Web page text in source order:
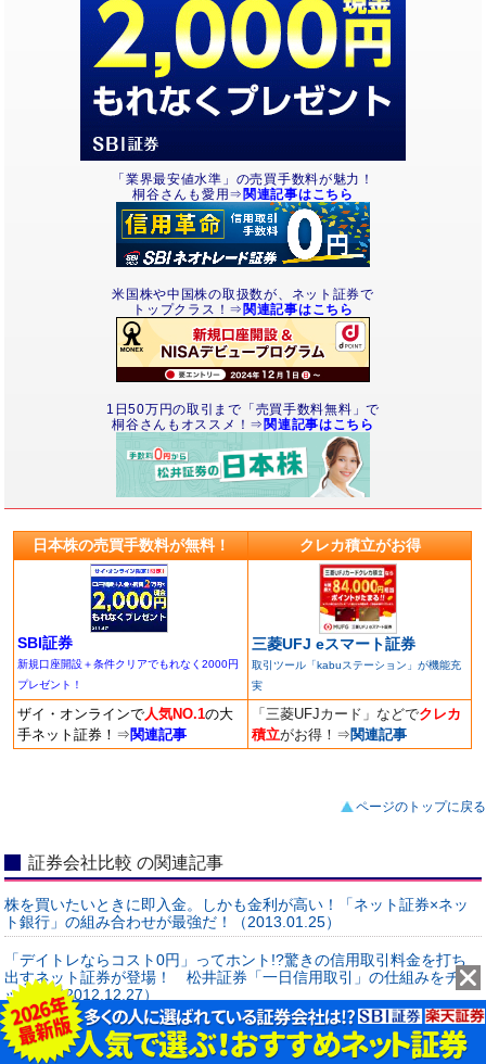
「業界最安値水準」の売買手数料が魅力！
桐谷さんも愛用⇒ 関連記事はこちら
米国株や中国株の取扱数が、ネット証券で
トップクラス！⇒ 関連記事はこちら
1日50万円の取引まで「売買手数料無料」で
桐谷さんもオススメ！⇒ 関連記事はこちら
日本株の売買手数料が無料！ クレカ積立がお得
SBI証券
新規口座開設＋条件クリアでもれなく2000円
プレゼント！
三菱UFJ eスマート証券
取引ツール「kabuステーション」が機能充
実
ザイ・オンラインで人気NO.1の大
手ネット証券！ ⇒ 関連記事
「三菱UFJカード」などでクレカ
積立がお得！ ⇒ 関連記事
ページのトップに戻る
証券会社比較 の関連記事
株を買いたいときに即入金。しかも金利が高い！「ネット証券×ネッ
ト銀行」の組み合わせが最強だ！（2013.01.25）
「デイトレならコスト0円」ってホント!?驚きの信用取引料金を打ち
出すネット証券が登場！ 松井証券「一日信用取引」の仕組みをチェ
ック！（2012.12.27）
【データ集】海外ETFやADRで、世界のマーケットへ投資しよう！
米国株、中国株などを取引できるネット証券をチェック！